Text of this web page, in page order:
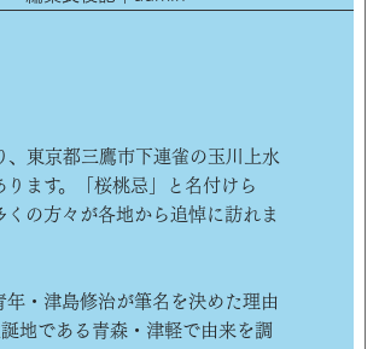
東京都三鷹市下連雀の玉川上水
ます。「桜桃忌」と名付けら
の方々が各地から追悼に訪れま
・津島修治が筆名を決めた理由
地である青森・津軽で由来を調